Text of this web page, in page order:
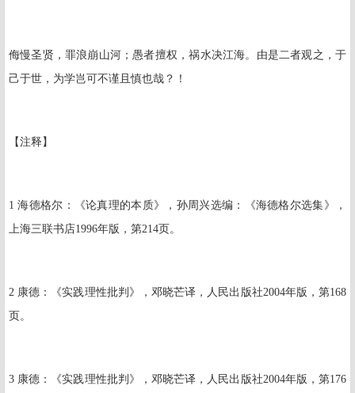
侮慢圣贤，罪浪崩山河；愚者擅权，祸水决江海。由是二者观之，于
己于世，为学岂可不谨且慎也哉？！
【注释 】
1海德格尔：《论真理的本质》，孙周兴选编：《海德格尔选集》，
上海三联书店1996年版，第214页。
2 康德：《实践理性批判》，邓晓芒译，人民出版社2004年版，第168
页。
3 康德：《实践理性批判》，邓晓芒译，人民出版社2004年版，第176